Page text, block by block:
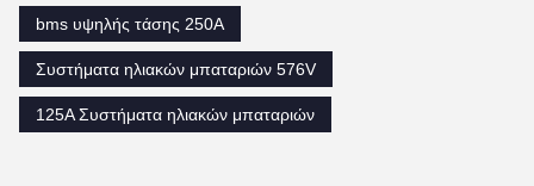
bms υψηλής τάσης 250A
Συστήματα ηλιακών μπαταριών 576V
125A Συστήματα ηλιακών μπαταριών